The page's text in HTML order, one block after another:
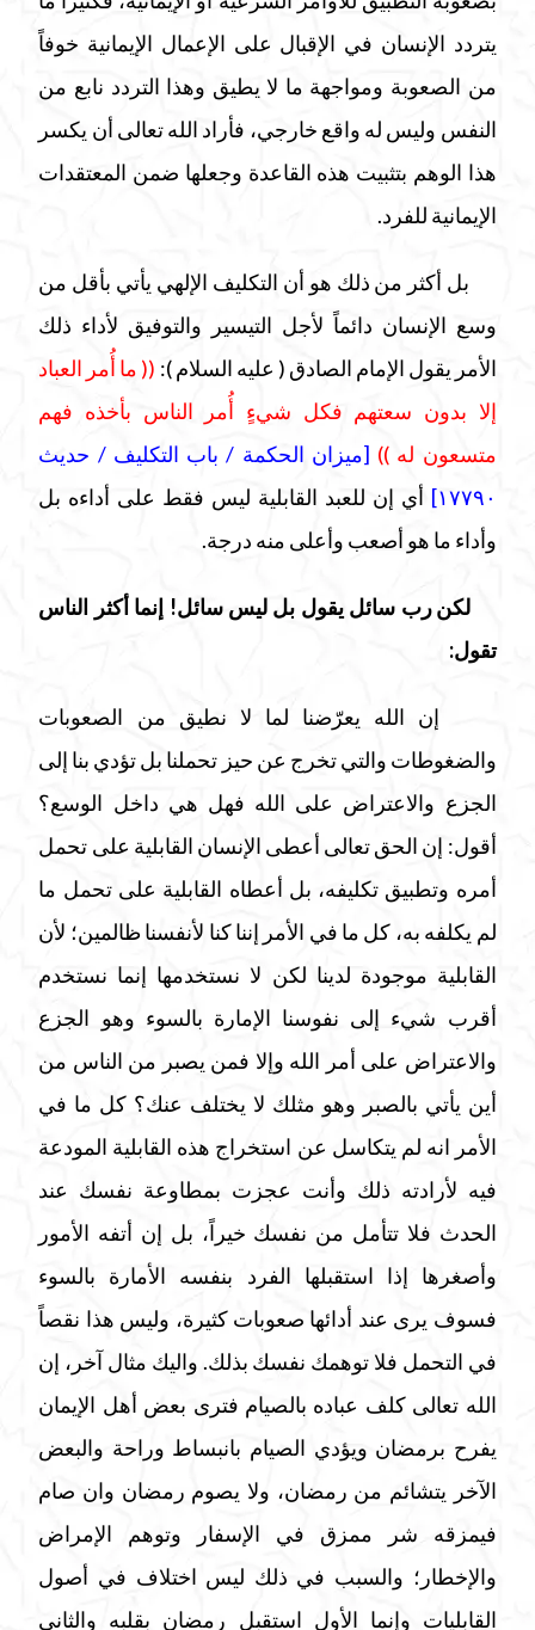
يتردد الإنسان في الإقبال على الإعمال الإيمانية خوفاً
من الصعوبة ومواجهة ما لا يطيق وهذا التردد نابع من
النفس وليس له واقع خارجي، فأراد الله تعالى أن يكسر
هذا الوهم بتثبيت هذه القاعدة وجعلها ضمن المعتقدات
الإيمانية للفرد.
بل أكثر من ذلك هو أن التكليف الإلهي يأتي بأقل من
وسع الإنسان دائماً لأجل التيسير والتوفيق لأداء ذلك
الأمر يقول الإمام الصادق ( عليه السلام)
: (( ما أُمر العباد
إلا بدون سعتهم فكل شيءٍ أُمر الناس بأخذه فهم
متسعون له )) [ميزان الحكمة / باب التكليف / حديث
١٧٧٩٠] أي إن للعبد القابلية ليس فقط على أداءه بل
وأداء ما هو أصعب وأعلى منه درجة.
لكن رب سائل يقول بل ليس سائل! إنما أكثر الناس
تقول:
إن الله يعرّضنا لما لا نطيق من الصعوبات
والضغوطات والتي تخرج عن حيز تحملنا بل تؤدي بنا إلى
الجزع والاعتراض على الله فهل هي داخل الوسع؟
أقول: إن الحق تعالى أعطى الإنسان القابلية على تحمل
أمره وتطبيق تكليفه، بل أعطاه القابلية على تحمل ما
لم يكلفه به، كل ما في الأمر إننا كنا لأنفسنا ظالمين؛ لأن
القابلية موجودة لدينا لكن لا نستخدمها إنما نستخدم
أقرب شيء إلى نفوسنا الإمارة بالسوء وهو الجزع
والاعتراض على أمر الله وإلا فمن يصبر من الناس من
أين يأتي بالصبر وهو مثلك لا يختلف عنك؟ كل ما في
الأمر انه لم يتكاسل عن استخراج هذه القابلية المودعة
فيه لأرادته ذلك وأنت عجزت بمطاوعة نفسك عند
الحدث فلا تتأمل من نفسك خيراً، بل إن أتفه الأمور
وأصغرها إذا استقبلها الفرد بنفسه الأمارة بالسوء
فسوف يرى عند أدائها صعوبات كثيرة، وليس هذا نقصاً
في التحمل فلا توهمك نفسك بذلك. واليك مثال آخر، إن
الله تعالى كلف عباده بالصيام فترى بعض أهل الإيمان
يفرح برمضان ويؤدي الصيام بانبساط وراحة والبعض
الآخر يتشائم من رمضان، ولا يصوم رمضان وان صام
فيمزقه شر ممزق في الإسفار وتوهم الإمراض
والإخطار؛ والسبب في ذلك ليس اختلاف في أصول
القابليات وإنما الأول استقبل رمضان بقلبه والثاني